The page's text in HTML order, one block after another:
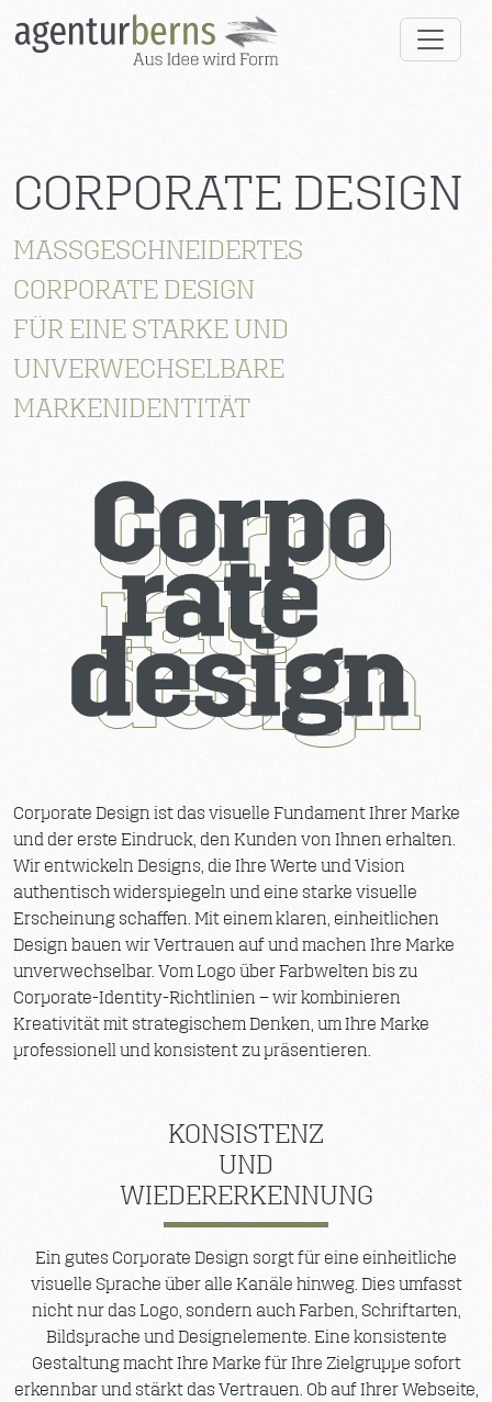
CORPORATE DESIGN
MASSGESCHNEIDERTES
CORPORATE DESIGN
FÜR EINE STARKE UND
UNVERWECHSELBARE
MARKENIDENTITÄT
Corporate Design ist das visuelle Fundament Ihrer Marke
und der erste Eindruck, den Kunden von Ihnen erhalten.
Wir entwickeln Designs, die Ihre Werte und Vision
authentisch widerspiegeln und eine starke visuelle
Erscheinung schaffen. Mit einem klaren, einheitlichen
Design bauen wir Vertrauen auf und machen Ihre Marke
unverwechselbar. Vom Logo über Farbwelten bis zu
Corporate-Identity-Richtlinien – wir kombinieren
Kreativität mit strategischem Denken, um Ihre Marke
professionell und konsistent zu präsentieren.
KONSISTENZ
UND
WIEDERERKENNUNG
Ein gutes Corporate Design sorgt für eine einheitliche
visuelle Sprache über alle Kanäle hinweg. Dies umfasst
nicht nur das Logo, sondern auch Farben, Schriftarten,
Bildsprache und Designelemente. Eine konsistente
Gestaltung macht Ihre Marke für Ihre Zielgruppe sofort
erkennbar und stärkt das Vertrauen. Ob auf Ihrer Webseite,